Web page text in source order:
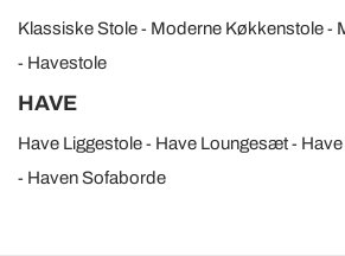
Klassiske Stole Moderne Køkkenstole
Havestole
HAVE
Have Liggestole Have Loungesæt
Haven Sofaborde